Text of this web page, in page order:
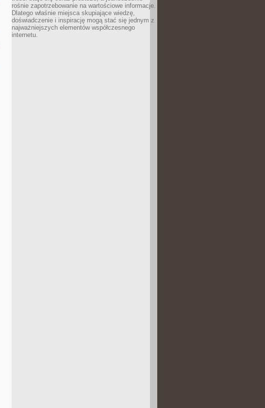
rośnie zapotrzebowanie na wartościowe informacje.
Dlatego właśnie miejsca skupiające wiedzę,
doświadczenie i inspirację mogą stać się jednym z
najważniejszych elementów współczesnego
internetu.